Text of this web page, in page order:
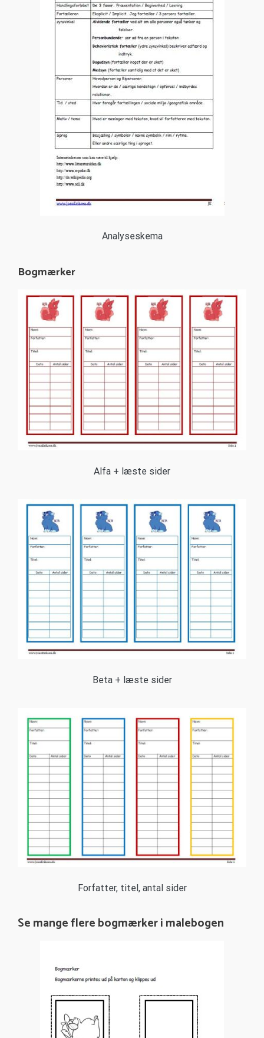
Analyseskema
Bogmærker
Alfa + læste sider
Beta + læste sider
Forfatter, titel, antal sider
Se mange flere bogmærker i malebogen